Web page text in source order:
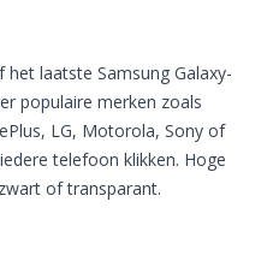
laatste Samsung Galaxy-
populaire merken zoals
LG, Motorola, Sony of
telefoon klikken. Hoge
of transparant.